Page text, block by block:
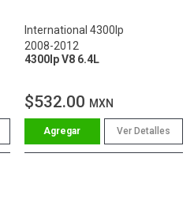
International 4300lp
2008-2012
4300lp V8 6.4L
$532.00 MXN
Ver Detalles